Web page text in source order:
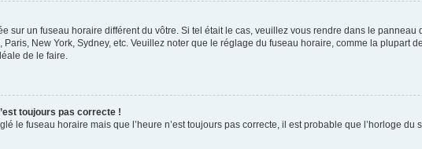
sur un fuseau horaire différent du vôtre. Si tel était le cas, veuillez vous rendre dans le
New York, Sydney, etc. Veuillez noter que le réglage du fuseau horaire, comme la plupart
de le faire.
toujours pas correcte !
le fuseau horaire mais que l’heure n’est toujours pas correcte, il est probable que l’horloge